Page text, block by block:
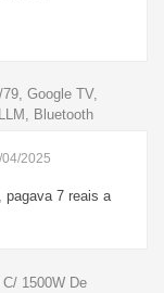
Google TV,
Bluetooth
2025
7 reais a
1500W De